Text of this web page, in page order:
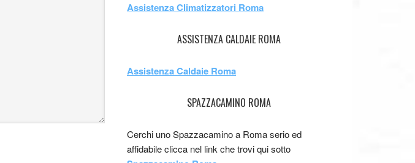
Assistenza Climatizzatori Roma
ASSISTENZA CALDAIE ROMA
Assistenza Caldaie Roma
SPAZZACAMINO ROMA
Cerchi uno Spazzacamino a Roma serio ed
affidabile clicca nel link che trovi qui sotto